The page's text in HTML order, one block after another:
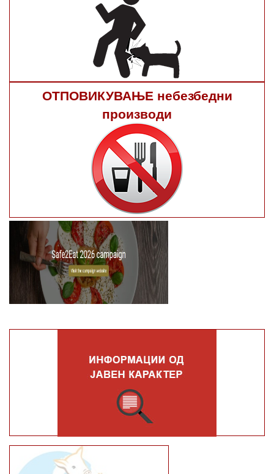
ОТПОВИКУВАЊЕ небезбедни
производи